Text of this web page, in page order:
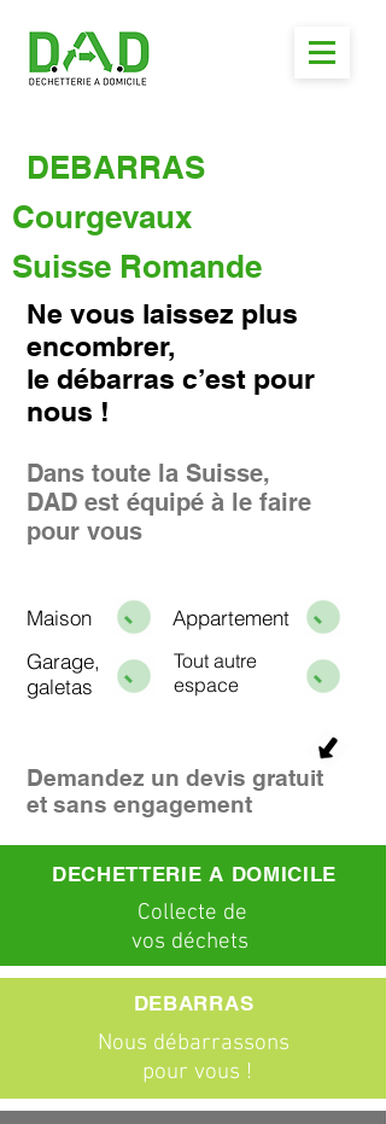
DEBARRAS
Courgevaux
Suisse Romande
Ne vous laissez plus
encombrer,
le débarras c’est pour
nous !
Dans toute la Suisse,
DAD est équipé à le faire
pour vous
Maison
Appartement
Garage,
galetas
Tout autre
espace
Demandez un devis gratuit
et sans engagement
DECHETTERIE A DOMICILE
Collecte de
vos déchets
Nous débarrassons
pour vous !
DEBARRAS